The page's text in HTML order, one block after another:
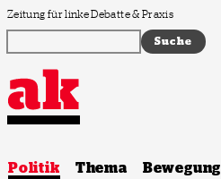
Zum Inhalt springen
Zeitung für linke Debatte & Praxis
Politik Thema Bewegung